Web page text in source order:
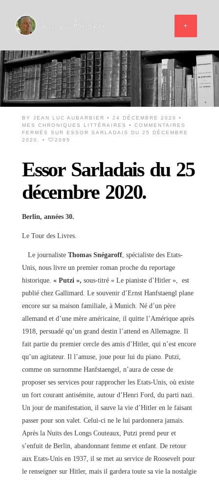
BY JEAN LUC AUBARBIER
• 24 DÉCEMBRE 2020 •
MES CHRONIQUES LITTÉRAIRES
• COMMENTAIRES
FERMÉS
SUR ESSOR SARLADAIS DU 25 DÉCEMBRE
2020.
• 2085
Essor Sarladais du 25
décembre 2020.
Berlin, années 30.
Le Tour des Livres.
Le journaliste Thomas Snégaroff, spécialiste des Etats-
Unis, nous livre un premier roman proche du reportage
historique. « Putzi », sous-titré « Le pianiste d’Hitler »,
est
publié chez Gallimard. Le souvenir d’Ernst Hanfstaengl plane
encore sur sa maison familiale, à Munich. Né d’un père
allemand et d’une mère américaine, il quitte l’Amérique après
1918, persuadé qu’un grand destin l’attend en Allemagne. Il
fait partie du premier cercle des amis d’Hitler, qui n’est encore
qu’un agitateur. Il l’amuse, joue pour lui du piano. Putzi,
comme on surnomme Hanfstaengel, n’aura de cesse de
proposer ses services pour rapprocher les Etats-Unis, où existe
un fort courant antisémite, autour d’Henri Ford, du parti nazi.
Un jour de manifestation, il sauve la vie d’Hitler en le faisant
passer pour son valet. Celui-ci ne le lui pardonnera jamais.
Après la Nuits des Longs Couteaux, Putzi prend peur et
s’enfuit de Berlin, abandonnant femme et enfant. De retour
aux Etats-Unis en 1937, il se met au service de Roosevelt pour
le renseigner sur Hitler, mais il gardera toute sa vie la nostalgie